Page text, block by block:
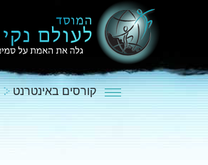
קורסים באינטרנט